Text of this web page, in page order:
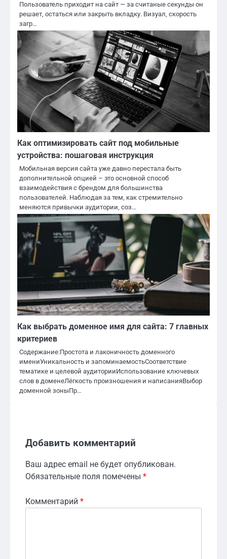
Пользователь приходит на сайт — за считаные секунды он
решает, остаться или закрыть вкладку. Визуал, скорость
загр…
Как оптимизировать сайт под мобильные
устройства: пошаговая инструкция
Мобильная версия сайта уже давно перестала быть
дополнительной опцией – это основной способ
взаимодействия с брендом для большинства
пользователей. Наблюдая за тем, как стремительно
меняются привычки аудитории, соз…
Как выбрать доменное имя для сайта: 7 главных
критериев
Содержание:Простота и лаконичность доменного
имениУникальность и запоминаемостьСоответствие
тематике и целевой аудиторииИспользование ключевых
слов в доменеЛёгкость произношения и написанияВыбор
доменной зоныПр…
Добавить комментарий
Ваш адрес email не будет опубликован.
Обязательные поля помечены *
Комментарий *